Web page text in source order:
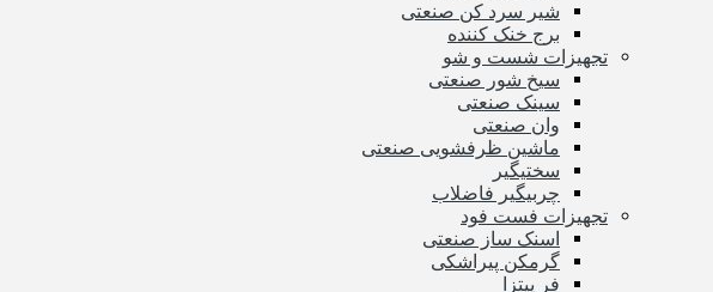
شیر سرد کن صنعتی
برج خنک کننده
تجهیزات شست و شو
سیخ شور صنعتی
سینک صنعتی
وان صنعتی
ماشین ظرفشویی صنعتی
سختیگیر
چربیگیر فاضلاب
تجهیزات فست فود
اسنک ساز صنعتی
گرمکن پیراشکی
فر پیتزا